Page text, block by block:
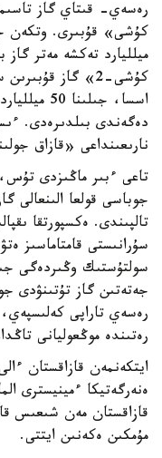
رەسەي- قىتاي گاز
ميلليارد تەكشە مەتر
كۇشى-2» گاز
اسسا،
دەگەندى بىلدىرەدى.
نارىعىنداعى «قازاق
جوباسى قولعا الىنعالى
تالپىندى. ەكسپورتقا
سۇرانىستى قامتاماسىز
جەتەتىن گاز تۇتىنۋدى
رەسەي تاراپى
رەتىندە موڭعوليانى
ايتكەنمەن قازاقستان
ەنەرگەتيكا ءمينيسترى
قازاقستان مەن شىعىس
مۇمكىن ەكەنىن ايتتى.